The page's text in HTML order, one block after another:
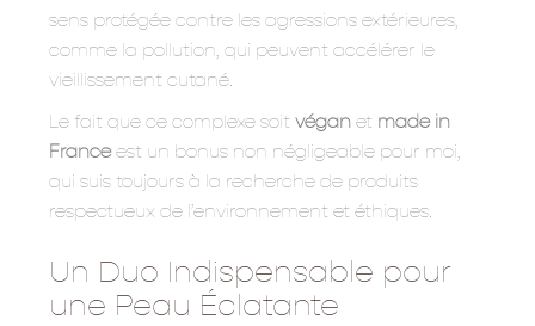
sens protégée contre les agressions extérieures,
comme la pollution, qui peuvent accélérer le
vieillissement cutané.
Le fait que ce complexe soitvégan et made in
Franceest un bonus non négligeable pour moi,
qui suis toujours à la recherche de produits
respectueux de l’environnement et éthiques.
Un Duo Indispensable pour
une Peau Éclatante